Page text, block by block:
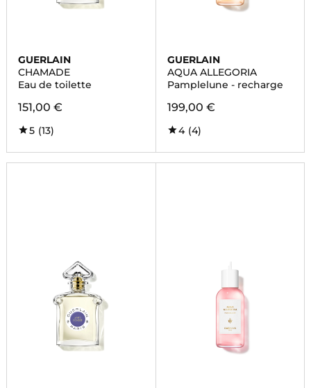
GUERLAIN
CHAMADE
Eau de toilette
151,00 €
5 (13)
GUERLAIN
AQUA ALLEGORIA
Pamplelune - recharge
199,00 €
4 (4)